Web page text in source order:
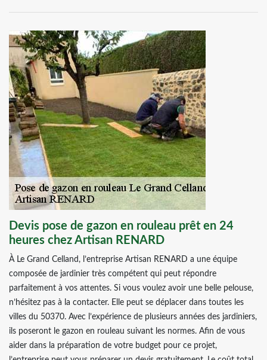
Devis pose de gazon en rouleau prêt en 24
heures chez Artisan RENARD
À Le Grand Celland, l’entreprise Artisan RENARD a une équipe
composée de jardinier très compétent qui peut répondre
parfaitement à vos attentes. Si vous voulez avoir une belle pelouse,
n’hésitez pas à la contacter. Elle peut se déplacer dans toutes les
villes du 50370. Avec l’expérience de plusieurs années des jardiniers,
ils poseront le gazon en rouleau suivant les normes. Afin de vous
aider dans la préparation de votre budget pour ce projet,